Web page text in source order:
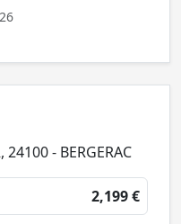
- BERGERAC
2,199 €